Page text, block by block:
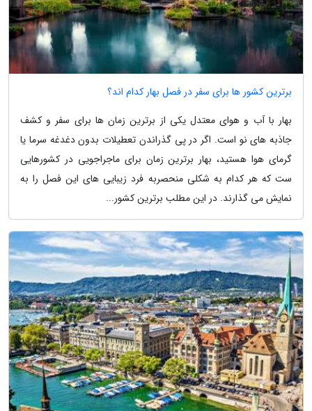
برترین کشور ها برای سفر در فصل بهار کدام اند؟
بهار با آب و هوای معتدل یکی از برترین زمان ها برای سفر و کشف
جاذبه های نو است. اگر در پی گذراندن تعطیلات بدون دغدغه سرما یا
گرمای هوا هستید، بهار برترین زمان برای ماجراجویی در کشورهایی
ست که هر کدام به شکلی منحصربه فرد زیبایی های این فصل را به
نمایش می گذارند. در این مطلب برترین کشور...